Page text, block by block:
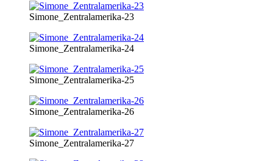
Simone_Zentralamerika-23
Simone_Zentralamerika-24
Simone_Zentralamerika-25
Simone_Zentralamerika-26
Simone_Zentralamerika-27